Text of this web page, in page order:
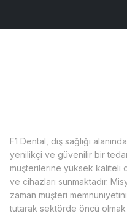
F1 Dental, diş sağlığı
yenilikçi ve güvenilir bir
müşterilerine yüksek kaliteli
ve cihazları sunmaktadır.
zaman müşteri
tutarak sektörde öncü